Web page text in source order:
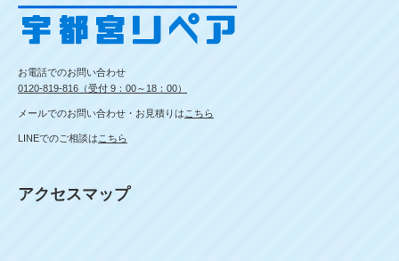
お電話でのお問い合わせ
0120-819-816（受付 9：00～18：00）
メールでのお問い合わせ・お見積りは こちら
LINEでのご相談は こちら
アクセスマップ